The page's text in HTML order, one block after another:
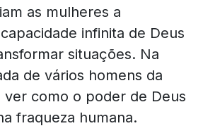
as mulheres a
infinita de Deus
situações. Na
de vários homens da
ver como o poder de Deus
fraqueza humana.